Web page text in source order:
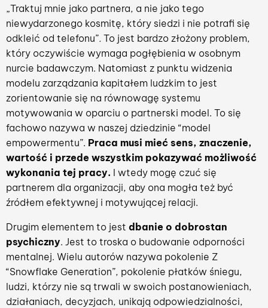
„Traktuj mnie jako partnera, a nie jako tego
niewydarzonego kosmitę, który siedzi i nie potrafi się
odkleić od telefonu”. To jest bardzo złożony problem,
który oczywiście wymaga pogłębienia w osobnym
nurcie badawczym. Natomiast z punktu widzenia
modelu zarządzania kapitałem ludzkim to jest
zorientowanie się na równowagę systemu
motywowania w oparciu o partnerski model. To się
fachowo nazywa w naszej dziedzinie “model
empowermentu”. Praca musi mieć sens, znaczenie,
wartość i przede wszystkim pokazywać możliwość
wykonania tej pracy. I wtedy mogę czuć się
partnerem dla organizacji, aby ona mogła też być
źródłem efektywnej i motywującej relacji.
Drugim elementem to jest dbanie o dobrostan
psychiczny. Jest to troska o budowanie odporności
mentalnej. Wielu autorów nazywa pokolenie Z
“Snowflake Generation”, pokolenie płatków śniegu,
ludzi, którzy nie są trwali w swoich postanowieniach,
działaniach, decyzjach, unikają odpowiedzialności,